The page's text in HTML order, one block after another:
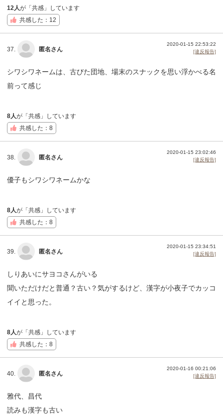
12人が「共感」しています
共感した：12
37. 匿名さん
2020-01-15 22:53:22
[違反報告]
シワシワネームは、古びた団地、場末のスナックを思い浮かべる名
前って感じ
8人が「共感」しています
共感した：8
38. 匿名さん
2020-01-15 23:02:46
[違反報告]
優子もシワシワネームかな
8人が「共感」しています
共感した：8
39. 匿名さん
2020-01-15 23:34:51
[違反報告]
しりあいにサヨコさんがいる
聞いただけだと普通？古い？気がするけど、漢字が小夜子でカッコ
イイと思った。
8人が「共感」しています
共感した：8
40. 匿名さん
2020-01-16 00:21:06
[違反報告]
雅代、昌代
読みも漢字も古い